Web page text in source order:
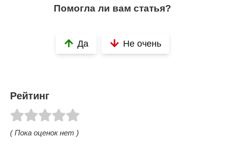
Помогла ли вам статья?
Да Не очень
Рейтинг
( Пока оценок нет )